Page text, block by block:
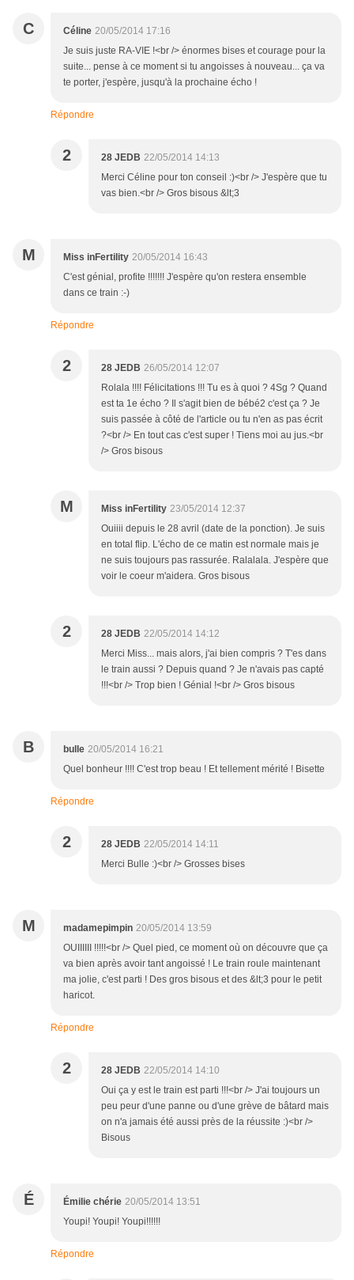
C Céline 20/05/2014 17:16
Je suis juste RA-VIE !<br /> énormes bises et courage pour la
suite... pense à ce moment si tu angoisses à nouveau... ça va
te porter, j'espère, jusqu'à la prochaine écho !
Répondre
2 28 JEDB 22/05/2014 14:13
Merci Céline pour ton conseil :)<br /> J'espère que tu
vas bien.<br /> Gros bisous &lt;3
M Miss inFertility 20/05/2014 16:43
C'est génial, profite !!!!!!! J'espère qu'on restera ensemble
dans ce train :-)
Répondre
2 28 JEDB 26/05/2014 12:07
Rolala !!!! Félicitations !!! Tu es à quoi ? 4Sg ? Quand
est ta 1e écho ? Il s'agit bien de bébé2 c'est ça ? Je
suis passée à côté de l'article ou tu n'en as pas écrit
?<br /> En tout cas c'est super ! Tiens moi au jus.<br
/> Gros bisous
M Miss inFertility 23/05/2014 12:37
Ouiiii depuis le 28 avril (date de la ponction). Je suis
en total flip. L'écho de ce matin est normale mais je
ne suis toujours pas rassurée. Ralalala. J'espère que
voir le coeur m'aidera. Gros bisous
2 28 JEDB 22/05/2014 14:12
Merci Miss... mais alors, j'ai bien compris ? T'es dans
le train aussi ? Depuis quand ? Je n'avais pas capté
!!!<br /> Trop bien ! Génial !<br /> Gros bisous
B bulle 20/05/2014 16:21
Quel bonheur !!!! C'est trop beau ! Et tellement mérité ! Bisette
Répondre
2 28 JEDB 22/05/2014 14:11
Merci Bulle :)<br /> Grosses bises
M madamepimpin 20/05/2014 13:59
OUIIIIII !!!!!<br /> Quel pied, ce moment où on découvre que ça
va bien après avoir tant angoissé ! Le train roule maintenant
ma jolie, c'est parti ! Des gros bisous et des &lt;3 pour le petit
haricot.
Répondre
2 28 JEDB 22/05/2014 14:10
Oui ça y est le train est parti !!!<br /> J'ai toujours un
peu peur d'une panne ou d'une grève de bâtard mais
on n'a jamais été aussi près de la réussite :)<br />
Bisous
É Émilie chérie 20/05/2014 13:51
Youpi! Youpi! Youpi!!!!!!
Répondre